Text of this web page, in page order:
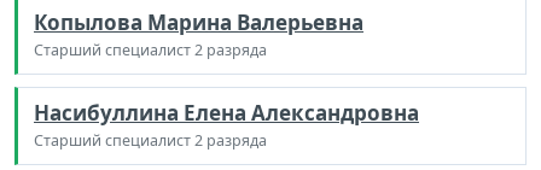
Копылова Марина Валерьевна
Старший специалист 2 разряда
Насибуллина Елена Александровна
Старший специалист 2 разряда